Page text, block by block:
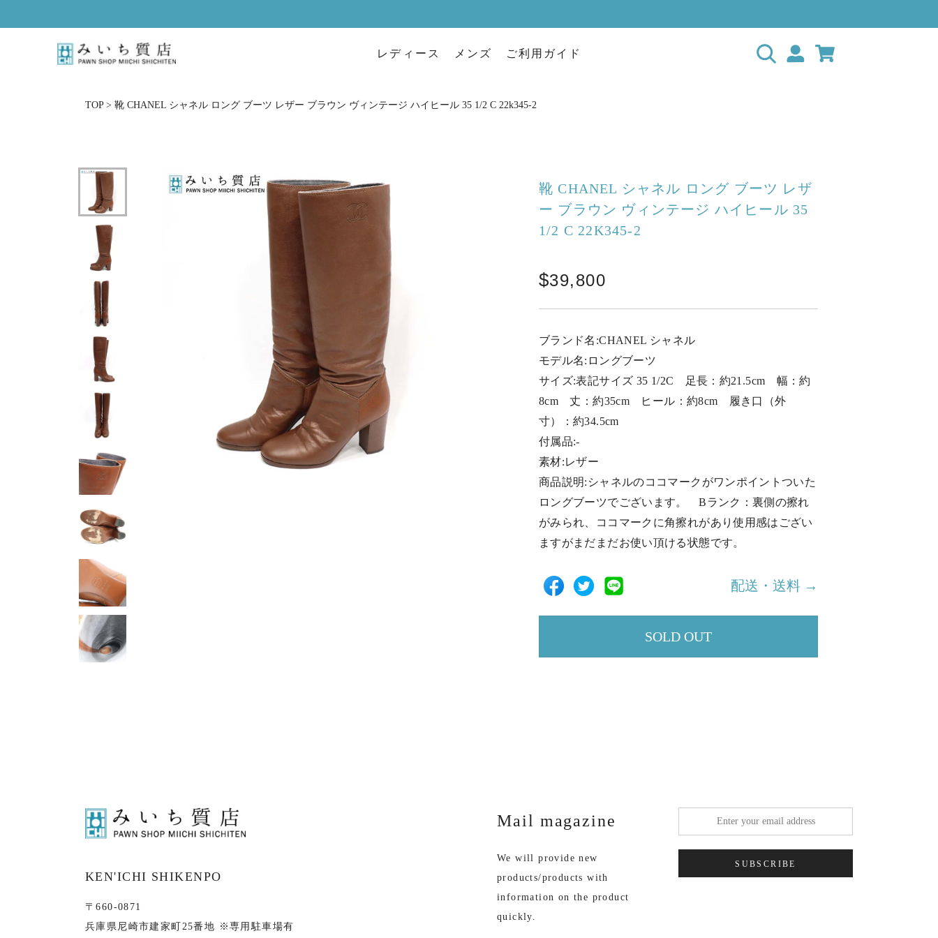
レディース メンズ ご利用ガイド
TOP > 靴 CHANEL シャネル ロング ブーツ レザー ブラウン ヴィンテージ ハイヒール 35 1/2 C 22k345-2
靴 CHANEL シャネル ロング ブーツ レザ
ー ブラウン ヴィンテージ ハイヒール 35
1/2 C 22K345-2
39,800
ブランド名:CHANEL シャネル
モデル名:ロングブーツ
サイズ:表記サイズ 35 1/2C 足長：約21.5cm 幅：約
8cm 丈：約35cm ヒール：約8cm 履き口（外
寸）：約34.5cm
付属品:-
素材:レザー
商品説明:シャネルのココマークがワンポイントついた
ロングブーツでございます。 Bランク：裏側の擦れ
がみられ、ココマークに角擦れがあり使用感はござい
ますがまだまだお使い頂ける状態です。
配送・送料 →
SOLD OUT
KEN'ICHI SHIKENPO
〒660-0871
兵庫県尼崎市建家町25番地 ※専用駐車場有
Mail magazine
We will provide new
products/products with
information on the product
quickly.
SUBSCRIBE